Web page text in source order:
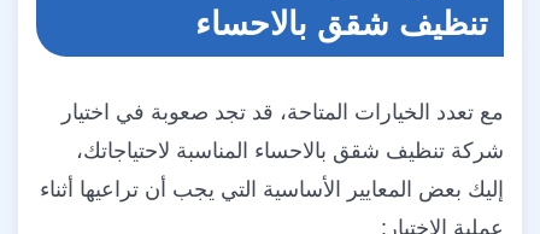
تنظيف شقق بالاحساء
مع تعدد الخيارات المتاحة، قد تجد صعوبة في اختيار
شركة تنظيف شقق بالاحساء المناسبة لاحتياجاتك،
إليك بعض المعايير الأساسية التي يجب أن تراعيها أثناء
عملية الاختيار: